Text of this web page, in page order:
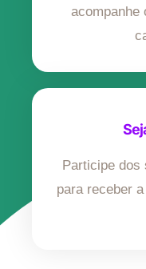
acompanhe
Participe dos
para receber